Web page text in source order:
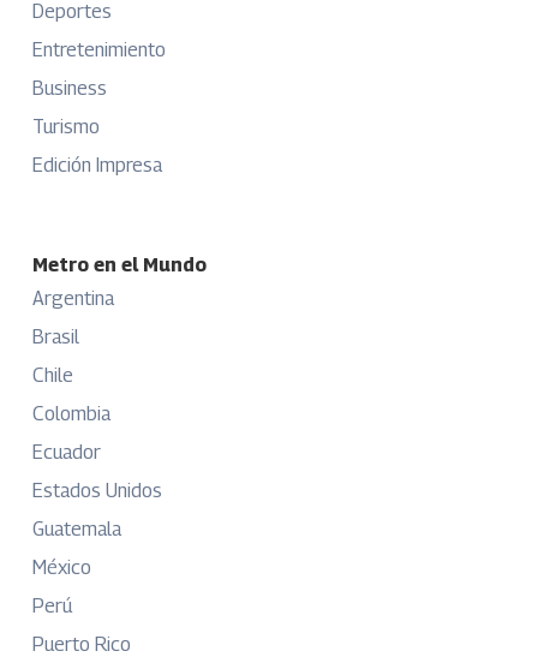
Deportes
Entretenimiento
Business
Turismo
Edición Impresa
Metro en el Mundo
Argentina
Brasil
Chile
Colombia
Ecuador
Estados Unidos
Guatemala
México
Perú
Puerto Rico